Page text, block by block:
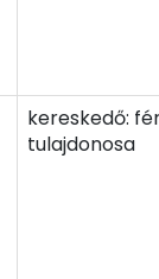
kereskedő:
tulajdonosa